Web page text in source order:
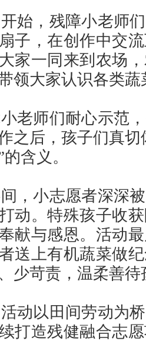
始，残障小老师
子，在创作中交
家一同来到农场
领大家认识各类蔬
老师们耐心示范
之后，孩子们真
含义。
，小志愿者深深
动。特殊孩子收
献与感恩。活动
送上有机蔬菜做
少苛责，温柔
动以田间劳动为
打造残健融合志